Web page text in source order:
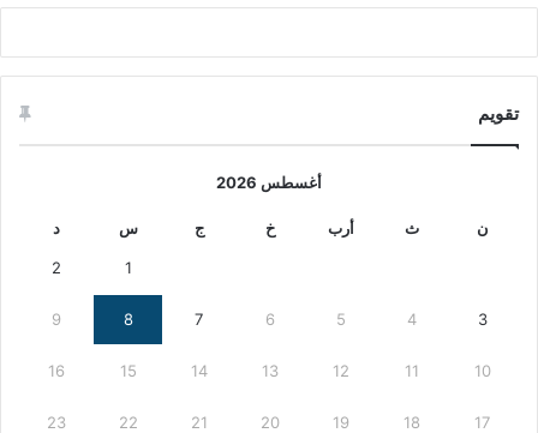
تقويم
أغسطس 2026
ن ث أرب خ ج س د
1
2
3
4
5
6
7
8
9
10
11
12
13
14
15
16
17
18
19
20
21
22
23